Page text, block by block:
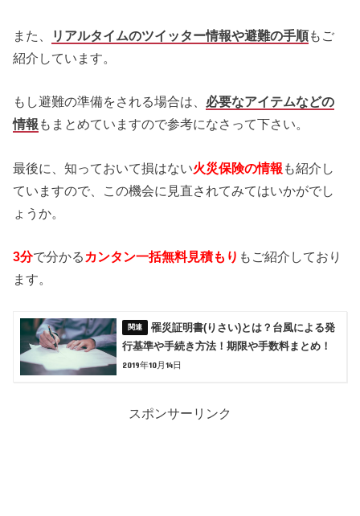
また、 リアルタイムのツイッター情報や避難の手順もご
紹介しています。
もし避難の準備をされる場合は、 必要なアイテムなどの
情報 もまとめていますので参考になさって下さい。
最後に、知っておいて損はない火災保険の情報 も紹介し
ていますので、この機会に見直されてみてはいかがでし
ょうか。
3分で分かる カンタン一括無料見積もり もご紹介しており
ます。
罹災証明書(りさい)とは？台風による発
行基準や手続き方法！期限や手数料まとめ！
2019年10月14日
スポンサーリンク